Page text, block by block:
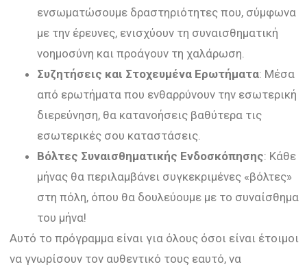
ενσωματώσουμε δραστηριότητες που, σύμφωνα
με την έρευνες, ενισχύουν τη συναισθηματική
νοημοσύνη και προάγουν τη χαλάρωση.
Συζητήσεις και Στοχευμένα Ερωτήματα: Μέσα
από ερωτήματα που ενθαρρύνουν την εσωτερική
διερεύνηση, θα κατανοήσεις βαθύτερα τις
εσωτερικές σου καταστάσεις.
Βόλτες Συναισθηματικής Ενδοσκόπησης: Κάθε
μήνας θα περιλαμβάνει συγκεκριμένες «βόλτες»
στη πόλη, όπου θα δουλεύουμε με το συναίσθημα
του μήνα!
Αυτό το πρόγραμμα είναι για όλους όσοι είναι έτοιμοι
να γνωρίσουν τον αυθεντικό τους εαυτό, να